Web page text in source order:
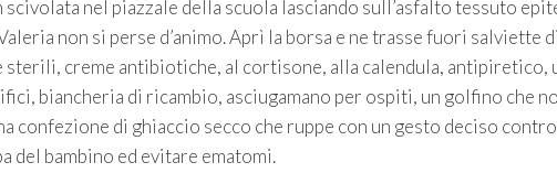
scivolata nel piazzale della scuola lasciando sull’asfalto tessuto
non si perse d’animo. Aprì la borsa e ne trasse fuori
creme antibiotiche, al cortisone, alla calendula, antipiretico,
biancheria di ricambio, asciugamano per ospiti, un golfino che
confezione di ghiaccio secco che ruppe con un gesto deciso
del bambino ed evitare ematomi.